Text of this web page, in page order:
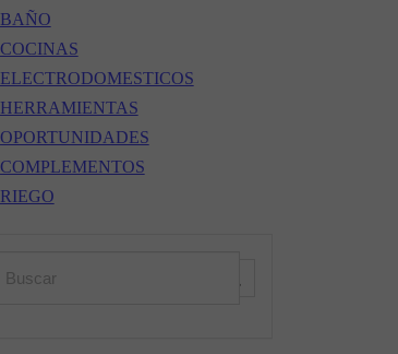
BAÑO
COCINAS
ELECTRODOMESTICOS
HERRAMIENTAS
OPORTUNIDADES
COMPLEMENTOS
RIEGO